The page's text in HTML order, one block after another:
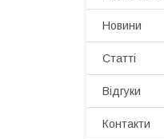
Новини
Статті
Відгуки
Контакти